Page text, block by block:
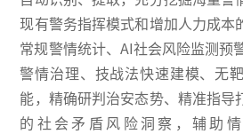
现有警务指挥模式和增加人力成本
常规警情统计、AI社会风险监测预
警情治理、技战法快速建模、无
能，精确研判治安态势、精准指导
的社会矛盾风险洞察，辅助